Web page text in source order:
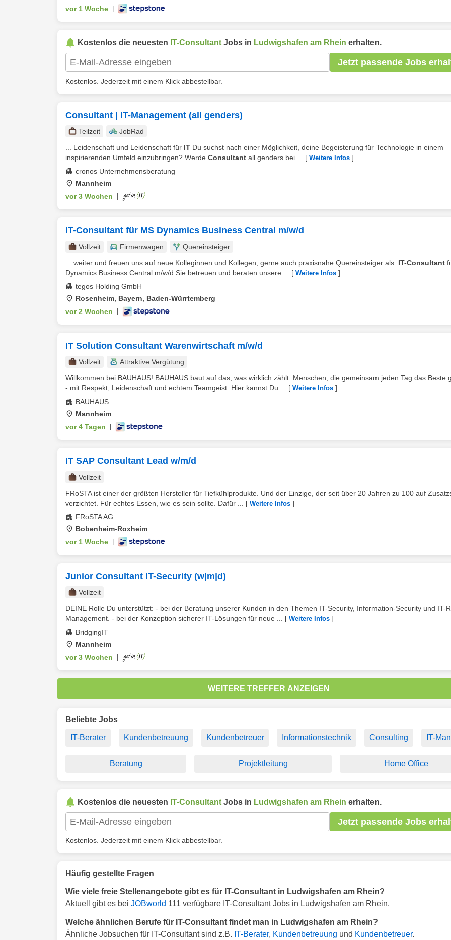
vor 1 Woche
Kostenlos die neuesten IT-Consultant Jobs in Ludwigshafen am Rhein erhalten.
Jetzt passende Jobs
Kostenlos. Jederzeit mit einem Klick abbestellbar.
Consultant | IT-Management (all genders)
Teilzeit
JobRad
... Leidenschaft und Leidenschaft für IT Du suchst nach einer Möglichkeit, deine Begeisterung für Technologie in einem
inspirierenden Umfeld einzubringen? Werde Consultant all genders bei ... [ Weitere Infos ]
cronos Unternehmensberatung
Mannheim
vor 3 Wochen
IT-Consultant für MS Dynamics Business Central m/w/d
Vollzeit Firmenwagen
Quereinsteiger
... weiter und freuen uns auf neue Kolleginnen und Kollegen, gerne auch praxisnahe Quereinsteiger als: IT-Consultant
Dynamics Business Central m/w/d Sie betreuen und beraten unsere ...
[ Weitere Infos ]
tegos Holding GmbH
Rosenheim, Bayern, Baden-Würrtemberg
vor 2 Wochen
IT Solution Consultant Warenwirtschaft m/w/d
Vollzeit
Attraktive Vergütung
Willkommen bei BAUHAUS! BAUHAUS baut auf das, was wirklich zählt: Menschen, die gemeinsam jeden Tag das Beste
- mit Respekt, Leidenschaft und echtem Teamgeist. Hier kannst Du ...
[ Weitere Infos ]
BAUHAUS
Mannheim
vor 4 Tagen
IT SAP Consultant Lead w/m/d
Vollzeit
FRoSTA ist einer der größten Hersteller für Tiefkühlprodukte. Und der Einzige, der seit über 20 Jahren zu 100 auf
verzichtet. Für echtes Essen, wie es sein sollte. Dafür ...
[ Weitere Infos ]
FRoSTA AG
Bobenheim-Roxheim
vor 1 Woche
Junior Consultant IT-Security (w|m|d)
Vollzeit
DEINE Rolle Du unterstützt: - bei der Beratung unserer Kunden in den Themen IT-Security, Information-Security und IT-
Management. - bei der Konzeption sicherer IT-Lösungen für neue ...
[ Weitere Infos ]
BridgingIT
Mannheim
vor 3 Wochen
WEITERE TREFFER ANZEIGEN
Beliebte Jobs
IT-Berater Kundenbetreuung Kundenbetreuer Informationstechnik Consulting IT-
Beratung Projektleitung Home Office
Kostenlos die neuesten IT-Consultant Jobs in Ludwigshafen am Rhein erhalten.
Jetzt passende Jobs
Kostenlos. Jederzeit mit einem Klick abbestellbar.
Häufig gestellte Fragen
Wie viele freie Stellenangebote gibt es für IT-Consultant in Ludwigshafen am Rhein?
Aktuell gibt es bei JOBworld 111 verfügbare IT-Consultant Jobs in Ludwigshafen am Rhein.
Welche ähnlichen Berufe für IT-Consultant findet man in Ludwigshafen am Rhein?
Ähnliche Jobsuchen für IT-Consultant sind z.B. IT-Berater, Kundenbetreuung und Kundenbetreuer.